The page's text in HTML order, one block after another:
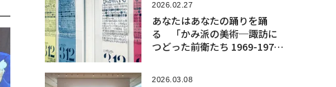
2026.02.27
あなたはあなたの踊りを踊
る 「かみ派の美術─諏訪に
つどった前衛たち 1969-197
2026.03.08